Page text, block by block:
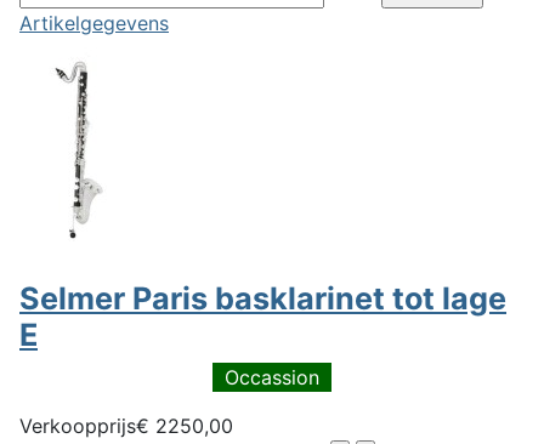
Artikelgegevens
Selmer Paris basklarinet tot lage
E
Occassion
Verkoopprijs€ 2250,00